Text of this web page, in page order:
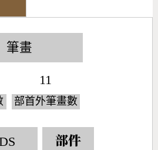
筆畫
11
部首外筆畫數
部件